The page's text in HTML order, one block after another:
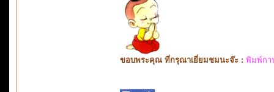
ขอบพระคุณ ที่กรุณาเยี่ยมชมนะจ๊ะ : พิมพ์กา